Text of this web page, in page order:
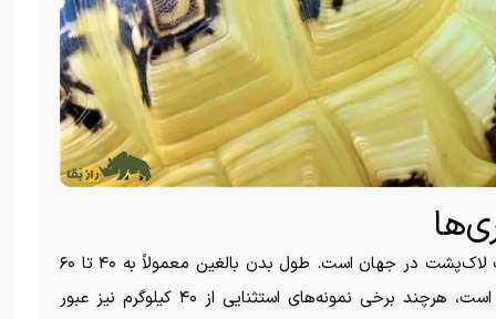
به گزارش راز بقا، لاک‌پشت پلنگی چهارمین گونه بزرگ لاک‌پشت در جهان است. طول بدن بالغین معمولاً به ۴۰ تا ۶۰
سانتی‌متر می‌رسد و وزن آنها بین ۱۳ تا ۲۰ کیلوگرم است، هرچند برخی نمونه‌های استثنایی از ۴۰ کیلوگرم نیز عبور